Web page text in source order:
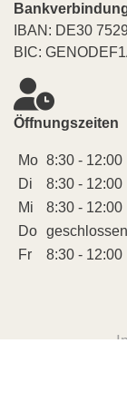
IBAN: DE30
BIC:
Öffnungszeiten
Mo 8:30 - 12:00
Di
8:30 - 12:00
Mi
8:30 - 12:00
Do geschlossen
Fr
8:30 - 12:00